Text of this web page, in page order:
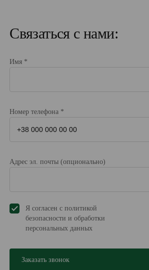
Связаться с нами:
Имя *
Номер телефона *
Адрес эл. почты (опционально)
Я согласен с политикой
безопасности и обработки
персональных данных